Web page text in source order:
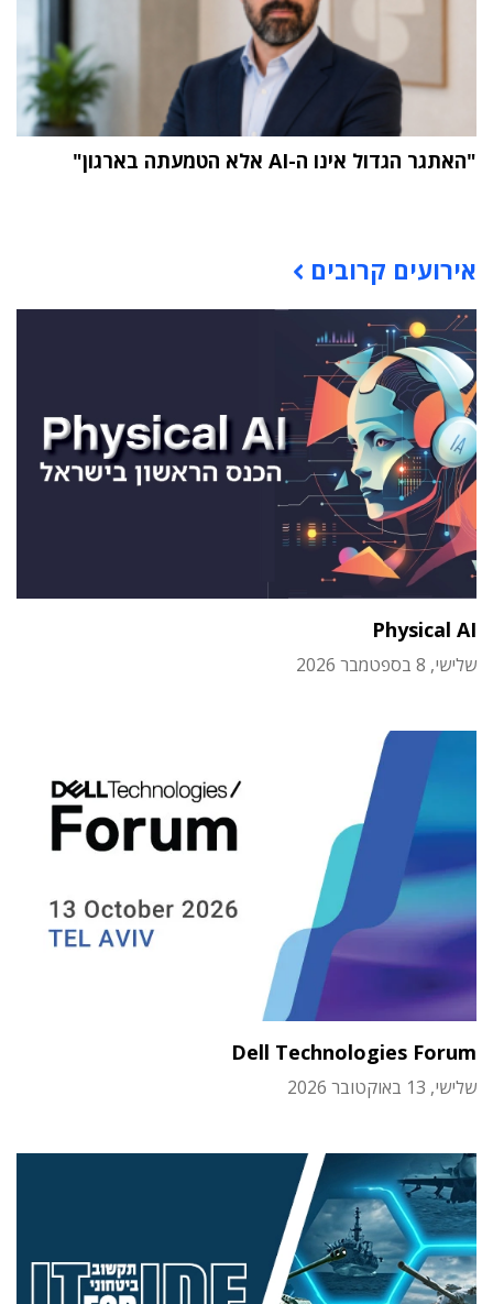
"האתגר הגדול אינו ה-AI אלא הטמעתה בארגון"
אירועים קרובים
Physical AI
שלישי, 8 בספטמבר 2026
Dell Technologies Forum
שלישי, 13 באוקטובר 2026